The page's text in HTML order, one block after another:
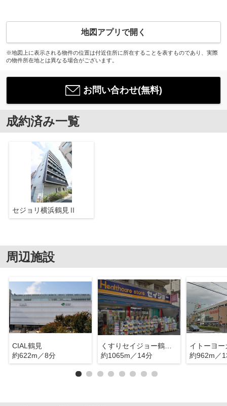
地図アプリで開く
※地図上に表示される物件の位置は付近住所に所在することを表すものであり、実際
の物件所在地とは異なる場合がございます。
お問い合わせ(無料)
成約済み一覧
セジョリ横浜鶴見Ⅱ
周辺施設
CIAL鶴見
約622m／8分
くすりセイジョー鶴見店
約1065m／14分
約962m／